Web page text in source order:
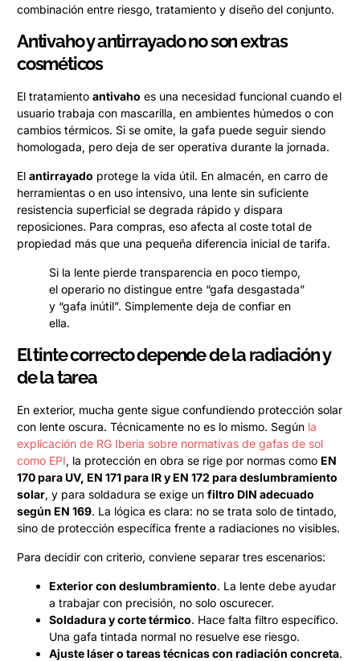
combinación entre riesgo, tratamiento y diseño del conjunto.
Antivaho y antirrayado no son extras
cosméticos
El tratamiento antivaho es una necesidad funcional cuando el
usuario trabaja con mascarilla, en ambientes húmedos o con
cambios térmicos. Si se omite, la gafa puede seguir siendo
homologada, pero deja de ser operativa durante la jornada.
El antirrayado protege la vida útil. En almacén, en carro de
herramientas o en uso intensivo, una lente sin suficiente
resistencia superficial se degrada rápido y dispara
reposiciones. Para compras, eso afecta al coste total de
propiedad más que una pequeña diferencia inicial de tarifa.
Si la lente pierde transparencia en poco tiempo,
el operario no distingue entre “gafa desgastada”
y “gafa inútil”. Simplemente deja de confiar en
ella.
El tinte correcto depende de la radiación y
de la tarea
En exterior, mucha gente sigue confundiendo protección solar
con lente oscura. Técnicamente no es lo mismo. Según la
explicación de RG Iberia sobre normativas de gafas de sol
como EPI, la protección en obra se rige por normas como EN
170 para UV, EN 171 para IR y EN 172 para deslumbramiento
solar, y para soldadura se exige un filtro DIN adecuado
según EN 169. La lógica es clara: no se trata solo de tintado,
sino de protección específica frente a radiaciones no visibles.
Para decidir con criterio, conviene separar tres escenarios:
Exterior con deslumbramiento. La lente debe ayudar
a trabajar con precisión, no solo oscurecer.
Soldadura y corte térmico. Hace falta filtro específico.
Una gafa tintada normal no resuelve ese riesgo.
Ajuste láser o tareas técnicas con radiación concreta.